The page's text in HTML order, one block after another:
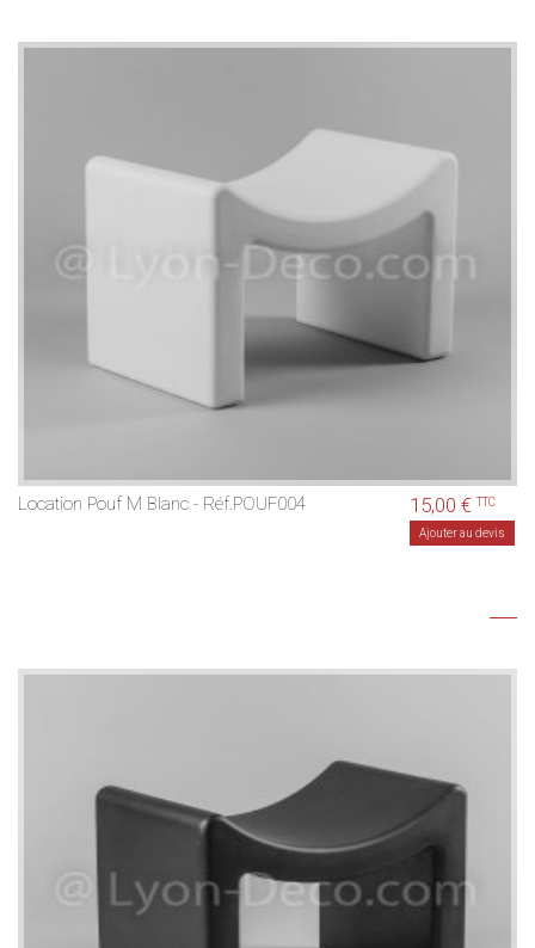
Location Pouf M Blanc - Réf.POUF004 15,00 €TTC
Ajouter au devis